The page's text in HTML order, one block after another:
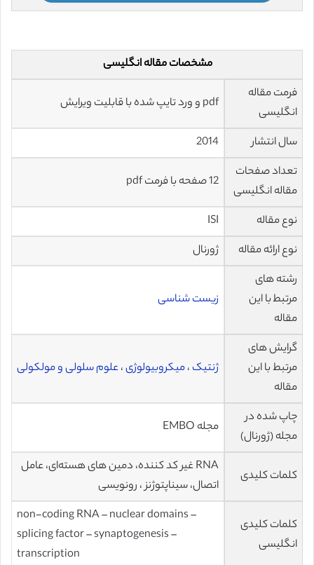
مشخصات مقاله انگلیسی
فرمت مقاله
انگلیسی
pdf و ورد تایپ شده با قابلیت ویرایش
سال انتشار
2014
تعداد صفحات
مقاله انگلیسی
12 صفحه با فرمت pdf
نوع مقاله
ISI
نوع ارائه مقاله
ژورنال
رشته های
مرتبط با این
مقاله
زیست شناسی
گرایش های
مرتبط با این
مقاله
ژنتیک ،میکروبیولوژی،علوم سلولی و مولکولی
چاپ شده در
مجله (ژورنال)
مجله EMBO
کلمات کلیدی
RNA غیر کد کننده، دمین های هسته‌ای، عامل
اتصال، سیناپتوژنز ، رونویسی
کلمات کلیدی
انگلیسی
non-coding RNA – nuclear domains –
splicing factor – synaptogenesis –
transcription